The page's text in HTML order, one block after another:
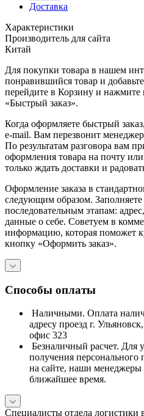
Доставка
Характеристики
Производитель для сайта
Китай
Для покупки товара в нашем
понравившийся товар и
перейдите в Корзину и нажмите
«Быстрый заказ».
Когда оформляете быстрый
e-mail. Вам перезвонит
По результатам разговора вам
оформления товара на почту
только ждать доставки и
Оформление заказа в
следующим образом.
последовательным этапам:
данные о себе. Советуем в
информацию, которая поможет
кнопку «Оформить заказ».
Способы оплаты
Наличными. Оплата
адресу проезд г.
офис 323
Безналичный расчет. Для
получения персонального
на сайте, наши менеджеры
ближайшее время.
Специалисты отдела логистики